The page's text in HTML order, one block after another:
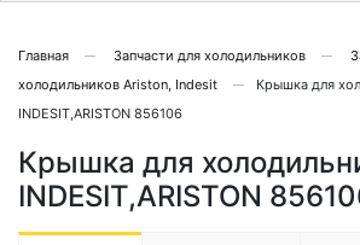
Главная Запчасти для холодильников
холодильников Ariston, Indesit
Крышка для
INDESIT,ARISTON 856106
Крышка для
INDESIT,ARISTON